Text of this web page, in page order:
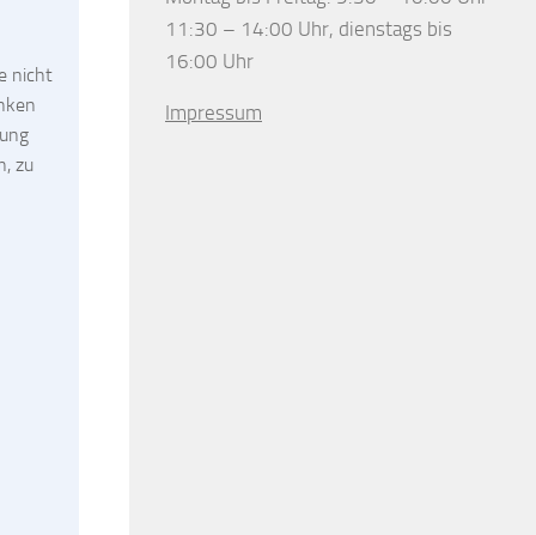
nicht
zu
11:30 – 14:00 Uhr, dienstags bis
16:00 Uhr
Impressum